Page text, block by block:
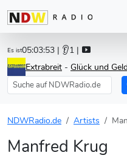
Es ist05:03:53 | 👂1 |
Extrabreit - Glück und Geld
NDWRadio.de Artists
Manfred Krug